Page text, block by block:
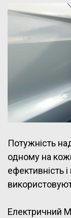
Потужність
одному на
ефективність
Електричний